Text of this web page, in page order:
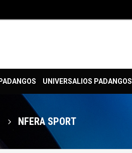
UNIVERSALIOS PADANGOS
NFERA SPORT